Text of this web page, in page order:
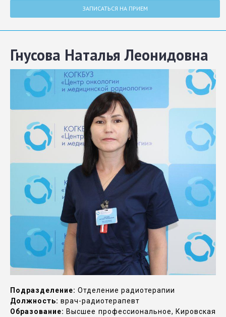
ЗАПИСАТЬСЯ НА ПРИЕМ
Гнусова Наталья Леонидовна
Подразделение: Отделение радиотерапии
Должность: врач-радиотерапевт
Образование: Высшее профессиональное, Кировская